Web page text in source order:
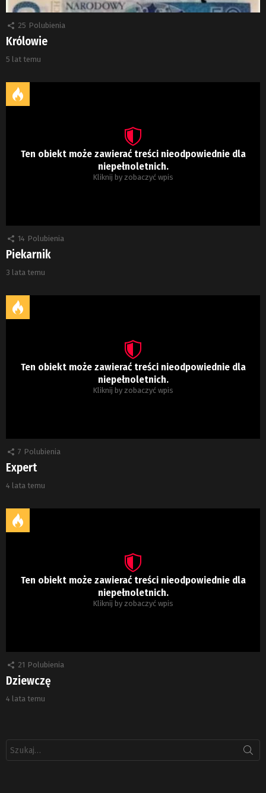
25 Polubienia
Królowie
5 lat temu
Ten obiekt może zawierać treści nieodpowiednie dla
niepełnoletnich.
Kliknij by zobaczyć wpis
14 Polubienia
Piekarnik
3 lata temu
Ten obiekt może zawierać treści nieodpowiednie dla
niepełnoletnich.
Kliknij by zobaczyć wpis
7 Polubienia
Expert
4 lata temu
Ten obiekt może zawierać treści nieodpowiednie dla
niepełnoletnich.
Kliknij by zobaczyć wpis
21 Polubienia
Dziewczę
4 lata temu